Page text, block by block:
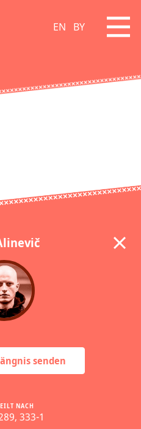
EN BY
senden
NACH
333-1